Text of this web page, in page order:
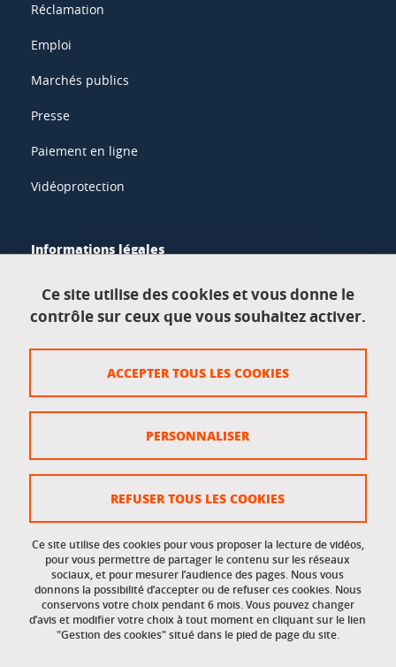
Réclamation
Emploi
Marchés publics
Presse
Paiement en ligne
Vidéoprotection
Informations légales
Données personnelles
Crédits
Gestion des cookies
Accessibilité : non conforme
Accès réservés
Intranet des étudiants et des personnels
Ce site utilise des cookies et vous donne le
contrôle sur ceux que vous souhaitez activer.
Ce site utilise des cookies pour vous proposer la lecture de vidéos,
pour vous permettre de partager le contenu sur les réseaux
sociaux, et pour mesurer l’audience des pages. Nous vous
donnons la possibilité d’accepter ou de refuser ces cookies. Nous
conservons votre choix pendant 6 mois. Vous pouvez changer
d’avis et modifier votre choix à tout moment en cliquant sur le lien
"Gestion des cookies" situé dans le pied de page du site.
ACCEPTER TOUS LES COOKIES
REFUSER TOUS LES COOKIES
PERSONNALISER